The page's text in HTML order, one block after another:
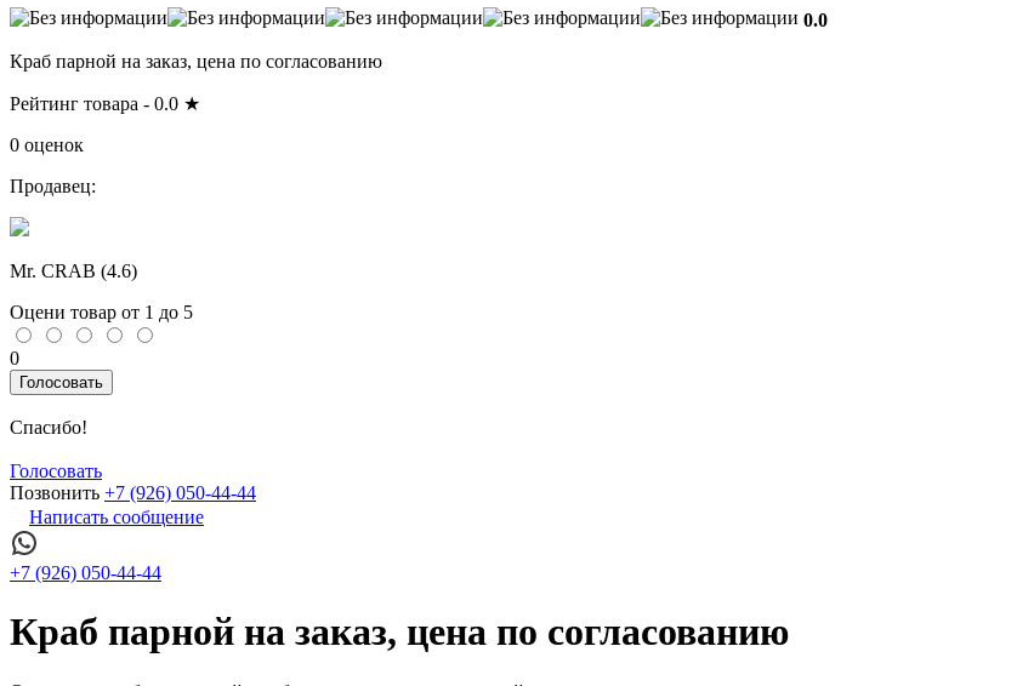
0.0
Краб парной на заказ, цена по согласованию
Рейтинг товара - 0.0 ★
0 оценок
Продавец:
Mr. CRAB (4.6)
Оцени товар от 1 до 5
0
Голосовать
Спасибо!
Голосовать
Позвонить +7 (926) 050-44-44
Написать сообщение
+7 (926) 050-44-44
Краб парной на заказ, цена по согласованию